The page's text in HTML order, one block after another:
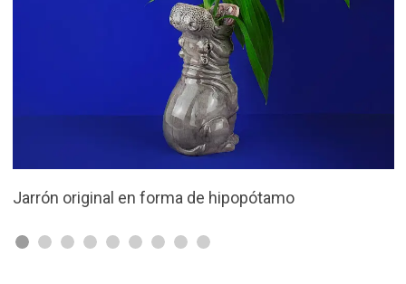
en forma de hipopótamo